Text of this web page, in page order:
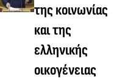
της κοινωνίας
και της
ελληνικής
οικογένειας